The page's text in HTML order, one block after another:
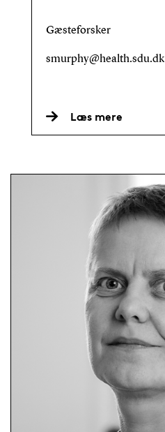
Gæsteforsker
smurphy@health.sdu.dk
Læs mere